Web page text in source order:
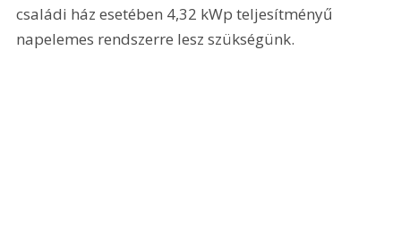
családi ház esetében 4,32 kWp teljesítményű
napelemes rendszerre lesz szükségünk.